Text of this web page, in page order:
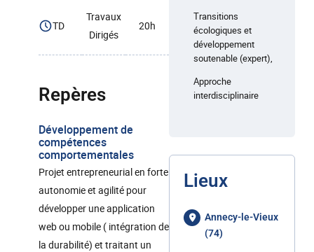
TD
Travaux
Dirigés
20h
Repères
Développement de
compétences
comportementales
Projet entrepreneurial en forte
autonomie et agilité pour
développer une application
web ou mobile ( intégration de
la durabilité) et traitant un
Transitions
écologiques et
développement
soutenable (expert),
Approche
interdisciplinaire
Lieux
Annecy-le-Vieux
(74)